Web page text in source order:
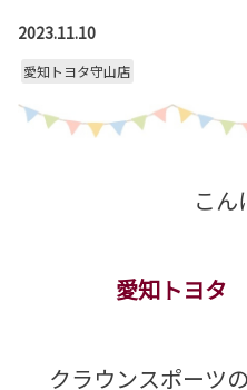
2023.11.10
愛知トヨタ守山店
こん
愛知トヨタ
クラウンスポーツ